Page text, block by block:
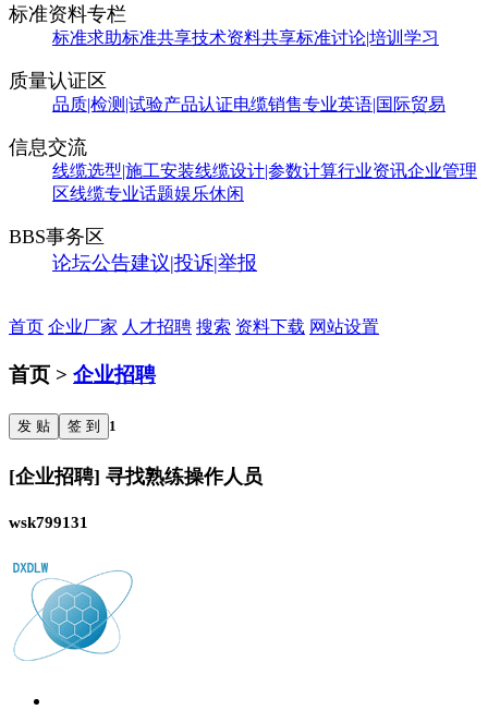
标准资料专栏
标准求助标准共享技术资料共享标准讨论|培训学习
质量认证区
品质|检测|试验产品认证电缆销售专业英语|国际贸易
信息交流
线缆选型|施工安装线缆设计|参数计算行业资讯企业管理
区线缆专业话题娱乐休闲
BBS事务区
论坛公告建议|投诉|举报
首页 企业厂家 人才招聘 搜索 资料下载 网站设置
首页 > 企业招聘
发 贴 签 到 1
[企业招聘] 寻找熟练操作人员
wsk799131